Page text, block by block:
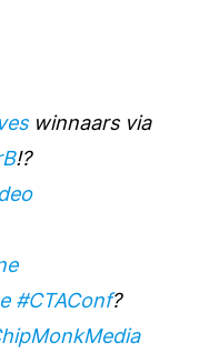
winnaars via
!?
#CTAConf?